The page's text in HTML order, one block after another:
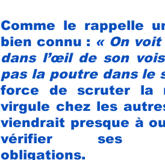
Comme le rappelle
bien connu : « On
dans l’œil de son
pas la poutre dans le
force de scruter la
virgule chez les
viendrait presque à
vérifier ses
obligations.